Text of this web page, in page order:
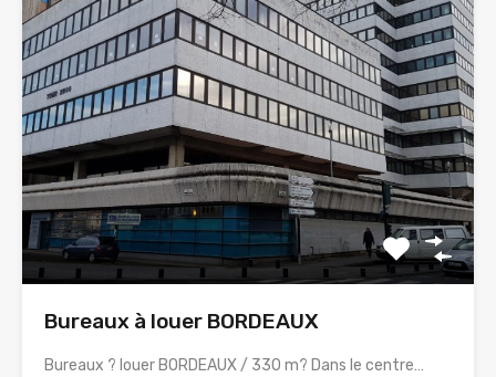
Bureaux à louer BORDEAUX
Bureaux ? louer BORDEAUX / 330 m? Dans le centre…